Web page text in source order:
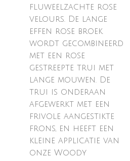
fluweelzachte rose
velours. De lange
effen rose broek
wordt gecombineerd
met een rose
gestreepte trui met
lange mouwen. De
trui is onderaan
afgewerkt met een
frivole aangestikte
frons, en heeft een
kleine applicatie van
onze Woody